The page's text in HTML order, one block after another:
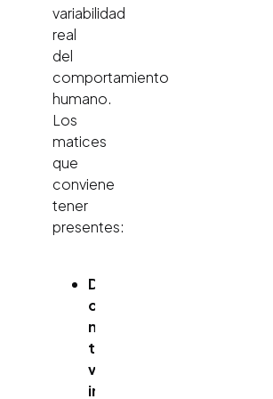
variabilidad
real
del
comportamiento
humano.
Los
matices
que
conviene
tener
presentes:
DISC
como
modelo
teórico
vs.
instrumentos